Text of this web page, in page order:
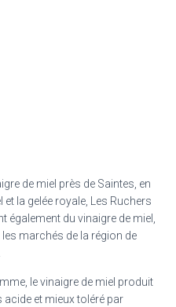
de miel près de Saintes, en
et la gelée royale, Les Ruchers
également du vinaigre de miel,
marchés de la région de
le vinaigre de miel produit
et mieux toléré par